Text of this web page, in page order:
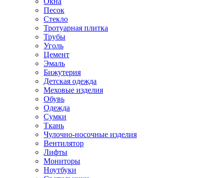
Песок
Стекло
Тротуарная плитка
Трубы
Уголь
Цемент
Эмаль
Бижутерия
Детская одежда
Меховые изделия
Обувь
Одежда
Сумки
Ткань
Чулочно-носочные изделия
Вентилятор
Лифты
Мониторы
Ноутбуки